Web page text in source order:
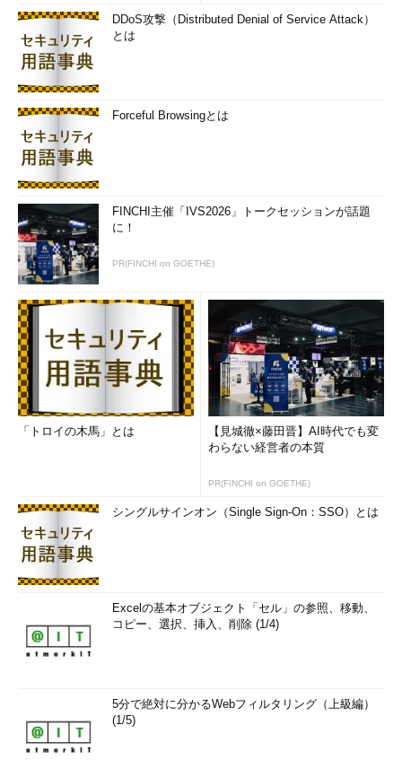
DDoS攻撃（Distributed Denial of Service Attack）
とは
Forceful Browsingとは
FINCHI主催「IVS2026」トークセッションが話題
に！
PR(FINCHI on GOETHE)
「トロイの木馬」とは
【見城徹×藤田晋】AI時代でも変
わらない経営者の本質
PR(FINCHI on GOETHE)
シングルサインオン（Single Sign-On：SSO）とは
Excelの基本オブジェクト「セル」の参照、移動、
コピー、選択、挿入、削除 (1/4)
5分で絶対に分かるWebフィルタリング（上級編）
(1/5)